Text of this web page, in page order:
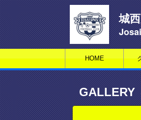
城
HOME
GALLERY